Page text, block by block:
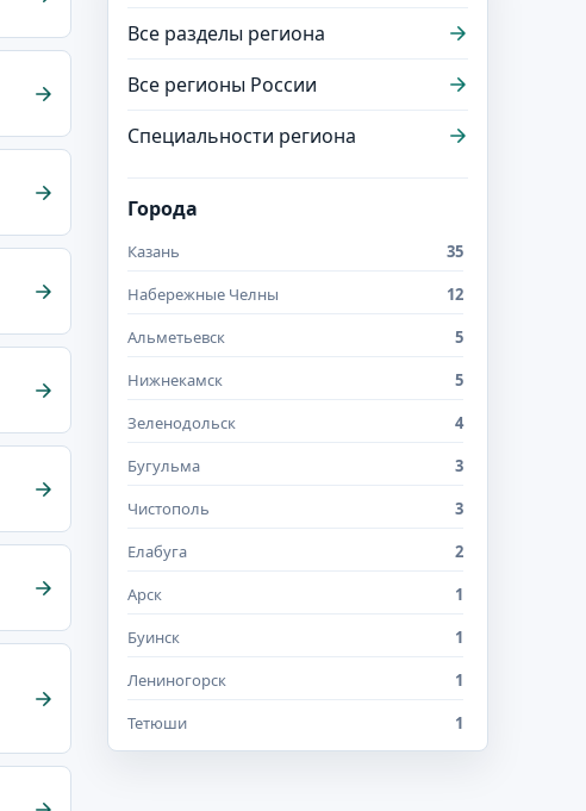
Все разделы региона
Все регионы России
Специальности региона
Города
Казань
35
Набережные Челны
12
Альметьевск
5
Нижнекамск
5
Зеленодольск
4
Бугульма
3
Чистополь
3
Елабуга
2
Арск
1
Буинск
1
Лениногорск
1
Тетюши
1